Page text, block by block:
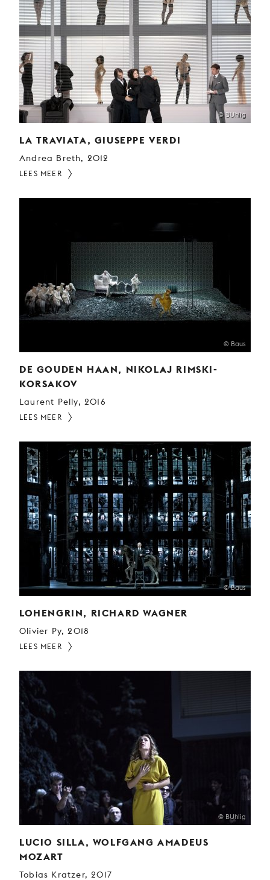
© BUhlig
LA TRAVIATA, GIUSEPPE VERDI
Andrea Breth, 2012
LEES MEER
© Baus
DE GOUDEN HAAN, NIKOLAJ RIMSKI-
KORSAKOV
Laurent Pelly, 2016
LEES MEER
© Baus
LOHENGRIN, RICHARD WAGNER
Olivier Py, 2018
LEES MEER
© BUhlig
LUCIO SILLA, WOLFGANG AMADEUS
MOZART
Tobias Kratzer, 2017